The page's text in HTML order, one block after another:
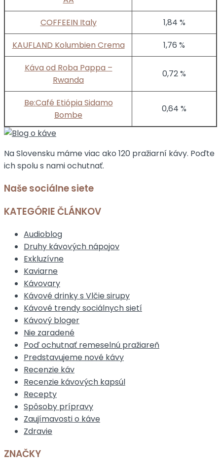
COFFEEIN Italy
1,84 %
KAUFLAND Kolumbien Crema
1,76 %
Káva od Roba Pappa –
Rwanda
0,72 %
Be:Café Etiópia Sidamo
Bombe
0,64 %
Na Slovensku máme viac ako 120 pražiarní kávy. Poďte
ich spolu s nami ochutnať.
Naše sociálne siete
KATEGÓRIE ČLÁNKOV
Audioblog
Druhy kávových nápojov
Exkluzívne
Kaviarne
Kávovary
Kávové drinky s Vlčie sirupy
Kávové trendy sociálnych sietí
Kávový bloger
Nie zaradené
Poď ochutnať remeselnú pražiareň
Predstavujeme nové kávy
Recenzie káv
Recenzie kávových kapsúl
Recepty
Spôsoby prípravy
Zaujímavosti o káve
Zdravie
ZNAČKY